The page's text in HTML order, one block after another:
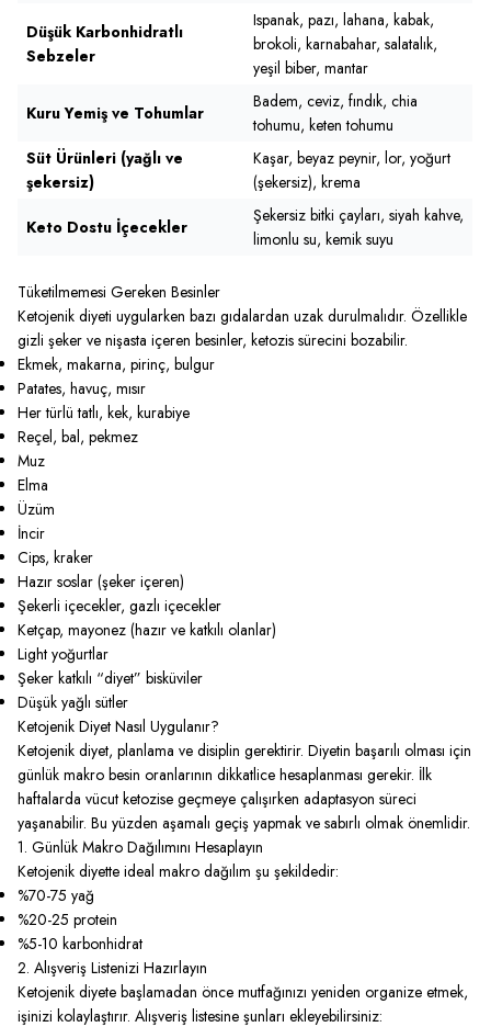
Düşük Karbonhidratlı
Sebzeler
Ispanak, pazı, lahana, kabak,
brokoli, karnabahar, salatalık,
yeşil biber, mantar
Kuru Yemiş ve Tohumlar
Badem, ceviz, fındık, chia
tohumu, keten tohumu
Süt Ürünleri (yağlı ve
şekersiz)
Kaşar, beyaz peynir, lor, yoğurt
(şekersiz), krema
Keto Dostu İçecekler
Şekersiz bitki çayları, siyah kahve,
limonlu su, kemik suyu
Tüketilmemesi Gereken Besinler
Ketojenik diyeti uygularken bazı gıdalardan uzak durulmalıdır. Özellikle
gizli şeker ve nişasta içeren besinler, ketozis sürecini bozabilir.
Ekmek, makarna, pirinç, bulgur
Patates, havuç, mısır
Her türlü tatlı, kek, kurabiye
Reçel, bal, pekmez
Muz
Elma
Üzüm
İncir
Cips, kraker
Hazır soslar (şeker içeren)
Şekerli içecekler, gazlı içecekler
Ketçap, mayonez (hazır ve katkılı olanlar)
Light yoğurtlar
Şeker katkılı “diyet” bisküviler
Düşük yağlı sütler
Ketojenik Diyet Nasıl Uygulanır?
Ketojenik diyet, planlama ve disiplin gerektirir. Diyetin başarılı olması için
günlük makro besin oranlarının dikkatlice hesaplanması gerekir. İlk
haftalarda vücut ketozise geçmeye çalışırken adaptasyon süreci
yaşanabilir. Bu yüzden aşamalı geçiş yapmak ve sabırlı olmak önemlidir.
1. Günlük Makro Dağılımını Hesaplayın
Ketojenik diyette ideal makro dağılım şu şekildedir:
%70-75 yağ
%20-25 protein
%5-10 karbonhidrat
2. Alışveriş Listenizi Hazırlayın
Ketojenik diyete başlamadan önce mutfağınızı yeniden organize etmek,
işinizi kolaylaştırır. Alışveriş listesine şunları ekleyebilirsiniz: